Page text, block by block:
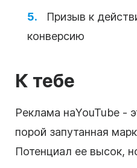
Призыв к
конверсию
К тебе
Реклама наYouTube -
порой запутанная
Потенциал ее высок,